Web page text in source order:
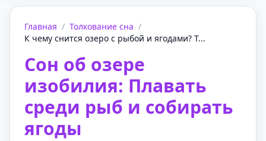
Главная / Толкование сна /
К чему снится озеро с рыбой и ягодами? Т...
Сон об озере
изобилия: Плавать
среди рыб и собирать
ягоды